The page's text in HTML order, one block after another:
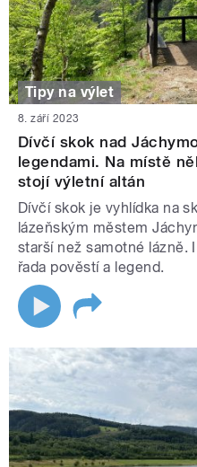
Tipy na výlet
8. září 2023
Dívčí skok nad
legendami. Na místě
stojí výletní altán
Dívčí skok je vyhlídka na
lázeňským městem
starší než samotné lázně.
řada pověstí a legend.